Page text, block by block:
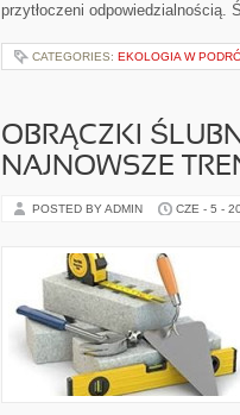
przytłoczeni
CATEGORIES: EKOLOGIA W
OBRĄCZKI
NAJNOWSZE
POSTED BY ADMIN CZE - 5 -